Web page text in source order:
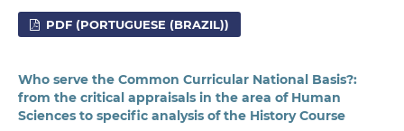
PDF (PORTUGUESE (BRAZIL))
Who serve the Common Curricular National Basis?:
from the critical appraisals in the area of Human
Sciences to specific analysis of the History Course